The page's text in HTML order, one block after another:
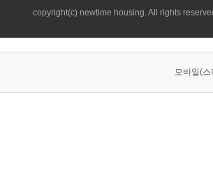
copyright(c) newtime housing. All rights
모바일(